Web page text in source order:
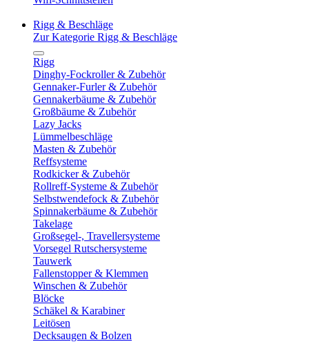
Rigg & Beschläge
Zur Kategorie Rigg & Beschläge
Rigg
Dinghy-Fockroller & Zubehör
Gennaker-Furler & Zubehör
Gennakerbäume & Zubehör
Großbäume & Zubehör
Lazy Jacks
Lümmelbeschläge
Masten & Zubehör
Reffsysteme
Rodkicker & Zubehör
Rollreff-Systeme & Zubehör
Selbstwendefock & Zubehör
Spinnakerbäume & Zubehör
Takelage
Großsegel-, Travellersysteme
Vorsegel Rutschersysteme
Tauwerk
Fallenstopper & Klemmen
Winschen & Zubehör
Blöcke
Schäkel & Karabiner
Leitösen
Decksaugen & Bolzen